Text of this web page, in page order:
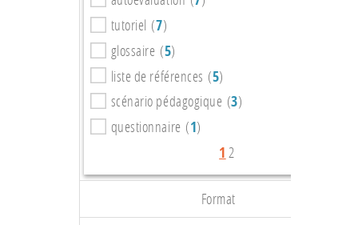
tutoriel (7)
glossaire (5)
liste de références (5)
scénario pédagogique (3)
questionnaire (1)
1 2
Format